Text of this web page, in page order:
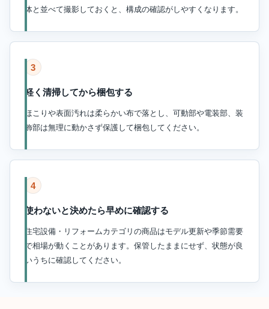
体と並べて撮影しておくと、構成の確認がしやすくなります。
3
軽く清掃してから梱包する
ほこりや表面汚れは柔らかい布で落とし、可動部や電装部、装
飾部は無理に動かさず保護して梱包してください。
4
使わないと決めたら早めに確認する
住宅設備・リフォームカテゴリの商品はモデル更新や季節需要
で相場が動くことがあります。保管したままにせず、状態が良
いうちに確認してください。